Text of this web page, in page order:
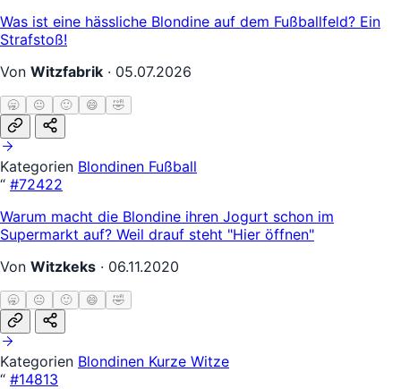
Was ist eine hässliche Blondine auf dem Fußballfeld? Ein
Strafstoß!
Von Witzfabrik · 05.07.2026
🥱 😐 🙂 😄 🤣
Kategorien Blondinen Fußball
“ #72422
Warum macht die Blondine ihren Jogurt schon im
Supermarkt auf? Weil drauf steht "Hier öffnen"
Von Witzkeks · 06.11.2020
🥱 😐 🙂 😄 🤣
Kategorien Blondinen Kurze Witze
“ #14813